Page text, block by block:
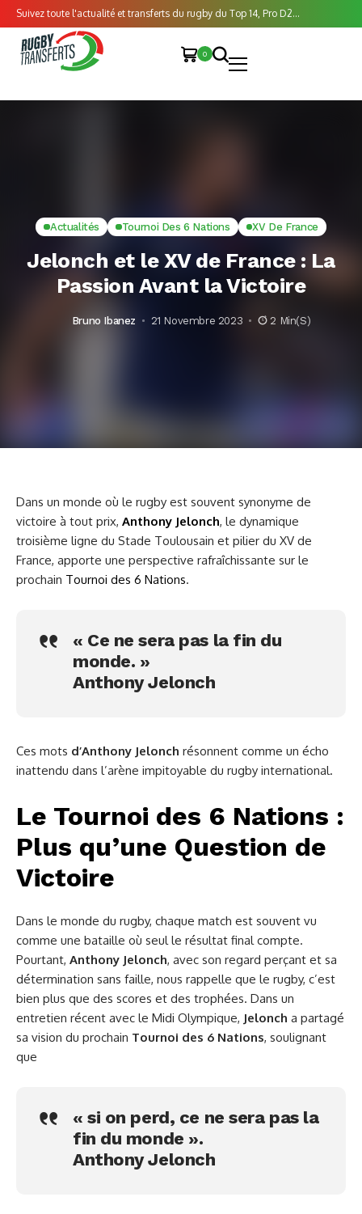
Suivez toute l'actualité et transferts du rugby du Top 14, Pro D2...
0
Actualités Tournoi Des 6 Nations XV De France
Jelonch et le XV de France : La
Passion Avant la Victoire
Bruno Ibanez 21 Novembre 2023 2 Min(s)
Dans un monde où le rugby est souvent synonyme de
victoire à tout prix, Anthony Jelonch, le dynamique
troisième ligne du Stade Toulousain et pilier du XV de
France, apporte une perspective rafraîchissante sur le
prochain Tournoi des 6 Nations.
« Ce ne sera pas la fin du
monde. »
Anthony Jelonch
Ces mots d’Anthony Jelonch résonnent comme un écho
inattendu dans l’arène impitoyable du rugby international.
Le Tournoi des 6 Nations :
Plus qu’une Question de
Victoire
Dans le monde du rugby, chaque match est souvent vu
comme une bataille où seul le résultat final compte.
Pourtant, Anthony Jelonch, avec son regard perçant et sa
détermination sans faille, nous rappelle que le rugby, c’est
bien plus que des scores et des trophées. Dans un
entretien récent avec le Midi Olympique, Jelonch a partagé
sa vision du prochain Tournoi des 6 Nations, soulignant
que
« si on perd, ce ne sera pas la
fin du monde ».
Anthony Jelonch